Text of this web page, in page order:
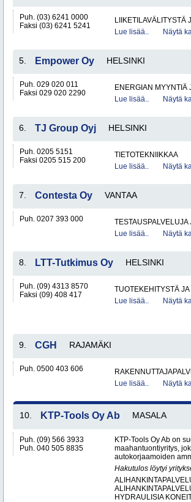
Puh. (03) 6241 0000
Faksi (03) 6241 5241
LIIKETILAVÄLITYSTÄ
Lue lisää..
Näytä
5. Empower Oy HELSINKI
Puh. 029 020 011
Faksi 029 020 2290
ENERGIAN MYYNTIÄ
Lue lisää..
Näytä
6. TJ Group Oyj HELSINKI
Puh. 0205 5151
Faksi 0205 515 200
TIETOTEKNIIKKAA
Lue lisää..
Näytä
7. Contesta Oy VANTAA
Puh. 0207 393 000
Lue lisää..
Näytä
8. LTT-Tutkimus Oy HELSINKI
Puh. (09) 4313 8570
Faksi (09) 408 417
TUOTEKEHITYSTÄ
Lue lisää..
Näytä
9. CGH RAJAMÄKI
Puh. 0500 403 606
Lue lisää..
Näytä
10. KTP-Tools Oy Ab MASALA
Puh. (09) 566 3933
Puh. 040 505 8835
KTP-Tools Oy Ab on
maahantuontiyritys,
autokorjaamoiden
Hakutulos löytyi
HYDRAULISIA